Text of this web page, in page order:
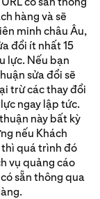
hàng và sẽ
minh châu Âu,
đổi ít nhất 15
lực. Nếu bạn
sửa đổi sẽ
trừ các thay đổi
ngay lập tức.
này bất kỳ
nếu Khách
thì quá trình đó
vụ quảng cáo
sẵn thông qua